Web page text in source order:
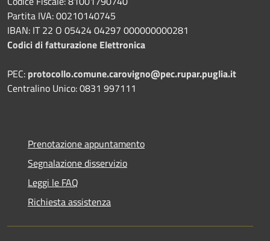
Partita IVA: 00210140745
IBAN: IT 22 O 05424 04297 000000000281
Codici di fatturazione Elettronica
PEC: protocollo.comune.carovigno@pec.rupar.puglia.it
Centralino Unico: 0831 997111
Prenotazione appuntamento
Segnalazione disservizio
Leggi le FAQ
Richiesta assistenza